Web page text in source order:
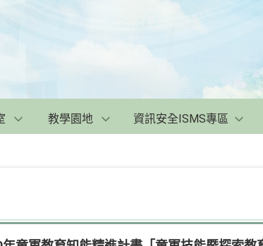
教學園地 資訊安全ISMS專區